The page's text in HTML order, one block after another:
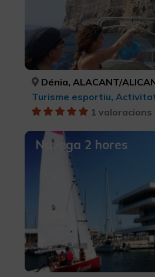
Dénia, ALACANT/
Turisme esportiu,
1 valoracions
Navega 2 hores